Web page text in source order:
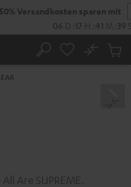
Suche
No
Are SUPREME.